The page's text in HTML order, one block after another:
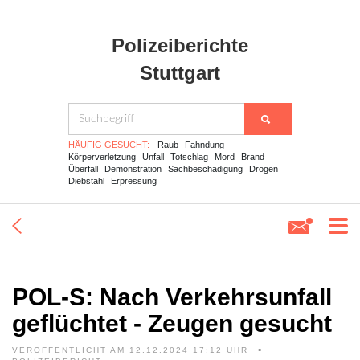
Polizeiberichte
Stuttgart
HÄUFIG GESUCHT: Raub
Fahndung
Körperverletzung
Unfall Totschlag Mord
Brand
Überfall
Demonstration Sachbeschädigung
Drogen
Diebstahl
Erpressung
POL-S: Nach Verkehrsunfall
geflüchtet - Zeugen gesucht
VERÖFFENTLICHT AM 12.12.2024 17:12 UHR